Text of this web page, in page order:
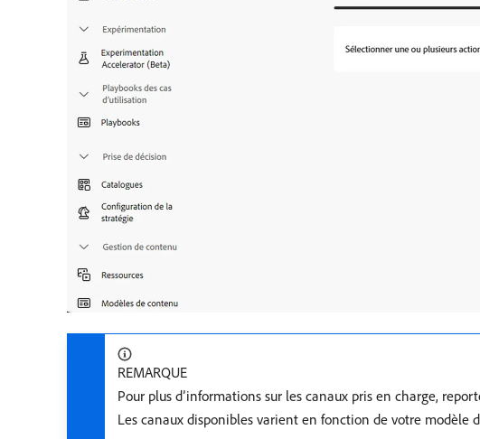
REMARQUE
Pour plus d’informations sur les canaux pris en charge,
Les canaux disponibles varient en fonction de votre modèle